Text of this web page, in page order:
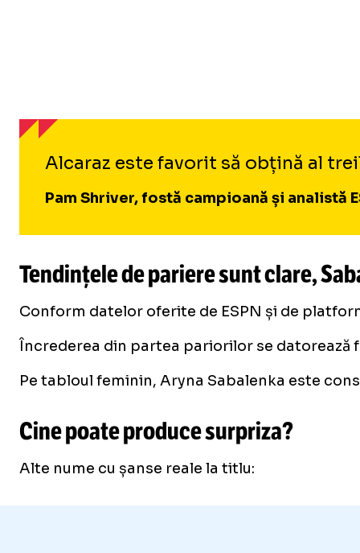
Alcaraz este favorit să obțină al
Pam Shriver, fostă campioană și analistă
Tendințele de pariere sunt clare,
Conform datelor oferite de ESPN și de
Încrederea din partea pariorilor se datorează
Pe tabloul feminin, Aryna Sabalenka este
Cine poate produce surpriza?
Alte nume cu șanse reale la titlu: